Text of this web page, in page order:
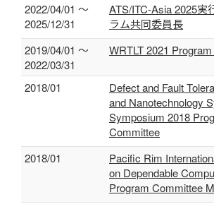
2022/04/01 ～
2025/12/31
ATS/ITC-Asia 2025実
ラム共同委員長
2019/04/01 ～
2022/03/31
WRTLT 2021
2018/01
Defect and Fault
and Nanotechnology
Symposium 2018
Committee
2018/01
Pacific Rim
on Dependable
Program Committee